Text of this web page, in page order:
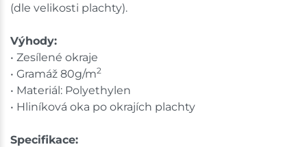
Skladové množství na prodejnách je pouze orientační.
shopu.
(dle velikosti plachty).
Výhody:
• Zesílené okraje
• Gramáž 80g/m2
• Materiál: Polyethylen
• Hliníková oka po okrajích plachty
Specifikace: